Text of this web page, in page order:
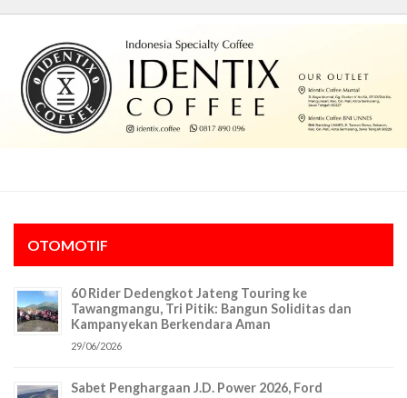
OTOMOTIF
60 Rider Dedengkot Jateng Touring ke
Tawangmangu, Tri Pitik: Bangun Soliditas dan
Kampanyekan Berkendara Aman
29/06/2026
Sabet Penghargaan J.D. Power 2026, Ford